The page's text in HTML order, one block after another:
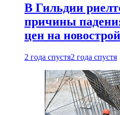
В Гильдии
причины
цен на
2 года спустя2 года спустя